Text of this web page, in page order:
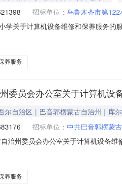
招标单位： 乌鲁木齐市第122
学关于计算机设备维修和保养服务
项目所在行政区划编码:650106项目
养服务
委员会办公室关于计算机
尔自治区｜巴音郭楞蒙古自治州｜库
招标单位： 中共巴音郭楞蒙
治州委员会办公室关于计算机设备
购计划文号:采购计划金额（元）:项
养服务